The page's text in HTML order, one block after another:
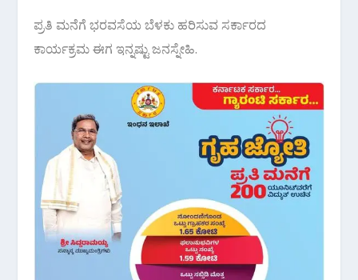
ಪ್ರತಿ ಮನೆಗೆ ಭರವಸೆಯ ಬೆಳಕು ಹರಿಸುವ ಸರ್ಕಾರದ
ಕಾರ್ಯಕ್ರಮ ಈಗ ಇನ್ನಷ್ಟು ಜನಸ್ನೇಹಿ.